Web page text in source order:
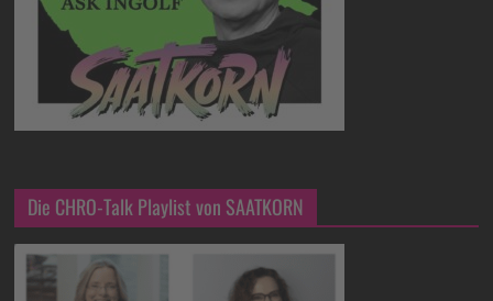
Die CHRO-Talk Playlist von SAATKORN